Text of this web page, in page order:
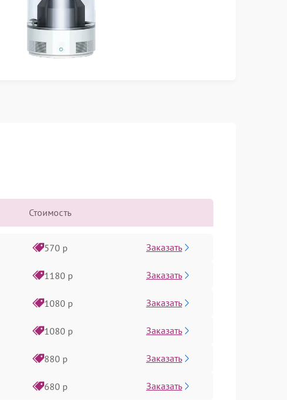
Стоимость
570 р Заказать
1180 р Заказать
1080 р Заказать
1080 р Заказать
880 р Заказать
680 р Заказать